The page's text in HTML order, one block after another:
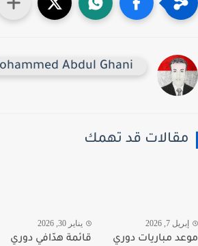
Mohammed Abdul Ghani
قد تهمك
7, 2026
مباريات دوري
يناير 30, 2026
قائمة هدّافي دوري